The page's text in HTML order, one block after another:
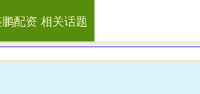
盛鹏配资
配资 相关话题